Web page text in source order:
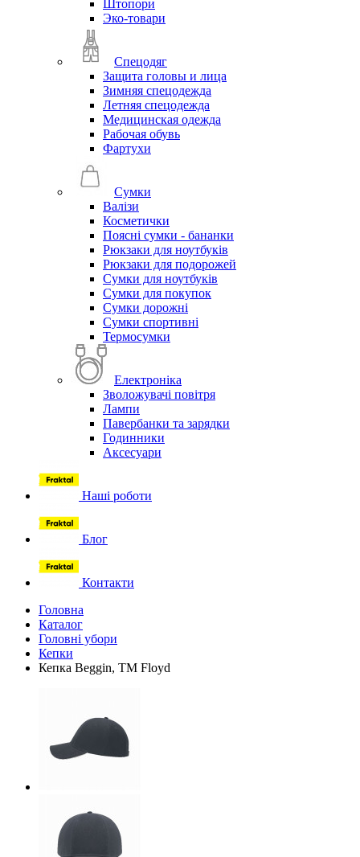
Штопори
Эко-товари
Спецодяг
Защита головы и лица
Зимняя спецодежда
Летняя спецодежда
Медицинская одежда
Рабочая обувь
Фартухи
Сумки
Валізи
Косметички
Поясні сумки - бананки
Рюкзаки для ноутбуків
Рюкзаки для подорожей
Сумки для ноутбуків
Сумки для покупок
Сумки дорожні
Сумки спортивні
Термосумки
Електроніка
Зволожувачі повітря
Лампи
Павербанки та зарядки
Годинники
Аксесуари
Наші роботи
Блог
Контакти
Головна
Каталог
Головні убори
Кепки
Кепка Beggin, TM Floyd